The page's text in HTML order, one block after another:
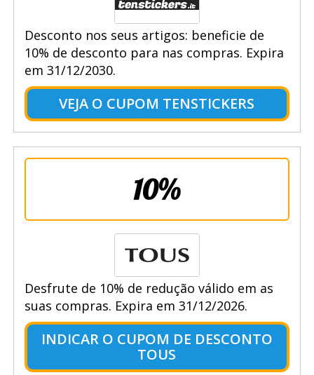
Desconto nos seus artigos: beneficie de
10% de desconto para nas compras. Expira
em 31/12/2030.
VEJA O CUPOM TENSTICKERS
10%
Desfrute de 10% de redução válido em as
suas compras. Expira em 31/12/2026.
INDICAR O CUPOM DE DESCONTO
TOUS